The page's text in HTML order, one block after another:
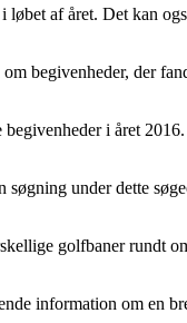
af året. Det kan
begivenheder, der
i året
under dette
golfbaner rundt
information om en